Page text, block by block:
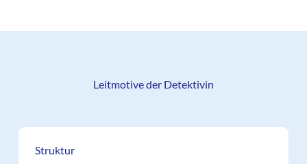
Leitmotive der Detektivin
Struktur